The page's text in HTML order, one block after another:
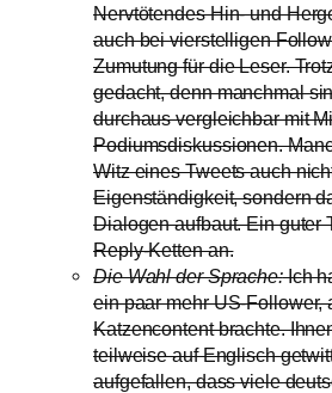
Nervtötendes Hin- und
auch bei vierstelligen
Zumutung für die Leser.
gedacht, denn manchmal
durchaus vergleichbar mit
Podiumsdiskussionen.
Witz eines Tweets auch
Eigenständigkeit, sondern
Dialogen aufbaut. Ein guter
Reply-Ketten an.
Die Wahl der Sprache:Ich
ein paar mehr US-Follower,
Katzencontent brachte.
teilweise auf Englisch
aufgefallen, dass viele